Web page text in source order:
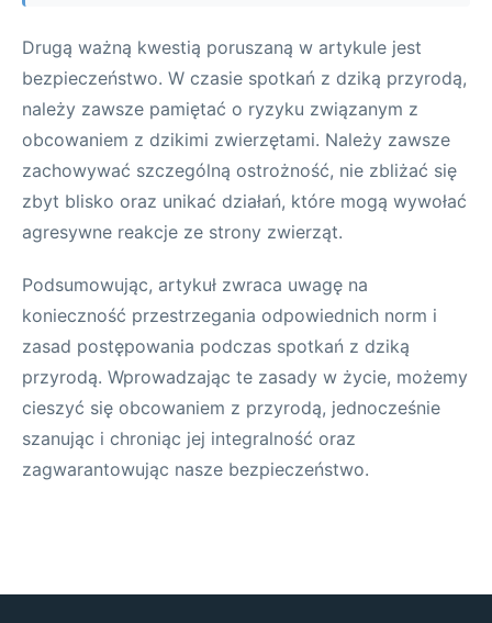
Drugą ważną kwestią poruszaną w artykule jest
bezpieczeństwo. W czasie spotkań z dziką przyrodą,
należy zawsze pamiętać o ryzyku związanym z
obcowaniem z dzikimi zwierzętami. Należy zawsze
zachowywać szczególną ostrożność, nie zbliżać się
zbyt blisko oraz unikać działań, które mogą wywołać
agresywne reakcje ze strony zwierząt.
Podsumowując, artykuł zwraca uwagę na
konieczność przestrzegania odpowiednich norm i
zasad postępowania podczas spotkań z dziką
przyrodą. Wprowadzając te zasady w życie, możemy
cieszyć się obcowaniem z przyrodą, jednocześnie
szanując i chroniąc jej integralność oraz
zagwarantowując nasze bezpieczeństwo.